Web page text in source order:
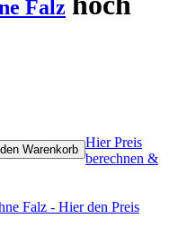
Falz
Hier Preis
berechnen &